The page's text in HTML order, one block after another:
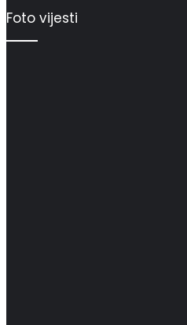
Foto vijesti